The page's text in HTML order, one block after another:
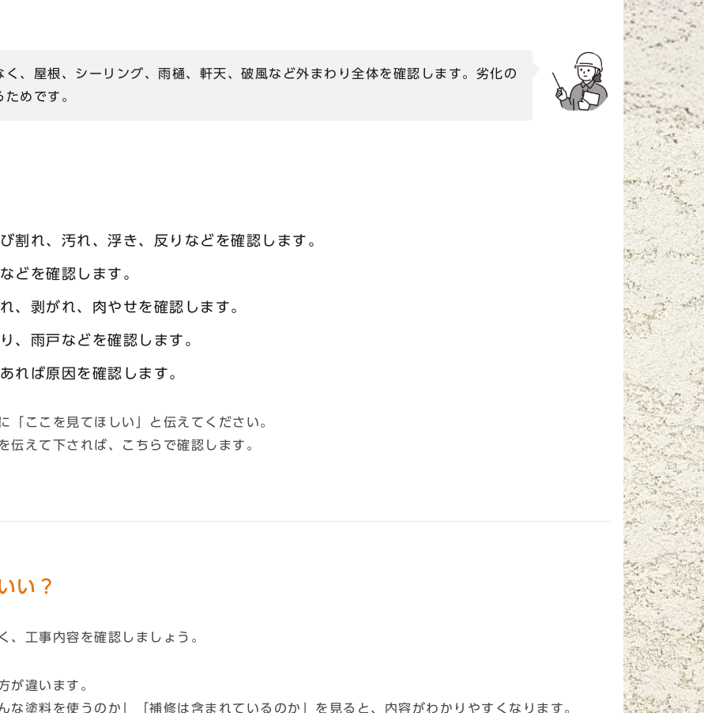
、屋根、シーリング、雨樋、軒天、破風など外まわり全体を確認します。劣化の
めです。
割れ、汚れ、浮き、反りなどを確認します。
どを確認します。
、剥がれ、肉やせを確認します。
、雨戸などを確認します。
れば原因を確認します。
ここを見てほしい」と伝えてください。
えて下されば、こちらで確認します。
い？
、工事内容を確認しましょう。
が違います。
な塗料を使うのか」「補修は含まれているのか」を見ると、内容がわかりやすくなります。